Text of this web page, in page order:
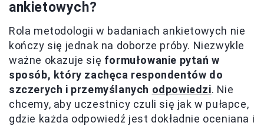
ankietowych?
Rola metodologii w badaniach ankietowych nie
kończy się jednak na doborze próby. Niezwykle
ważne okazuje się formułowanie pytań w
sposób, który zachęca respondentów do
szczerych i przemyślanych odpowiedzi. Nie
chcemy, aby uczestnicy czuli się jak w pułapce,
gdzie każda odpowiedź jest dokładnie oceniana i